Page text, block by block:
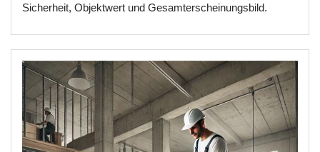
Sicherheit, Objektwert und Gesamterscheinungsbild.